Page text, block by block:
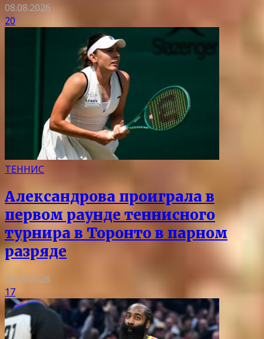
08.08.2026
20
ТЕННИС
Александрова проиграла в
первом раунде теннисного
турнира в Торонто в парном
разряде
08.08.2026
17